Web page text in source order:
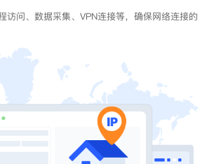
访问、数据采集、VPN连接等，确保网络连接的